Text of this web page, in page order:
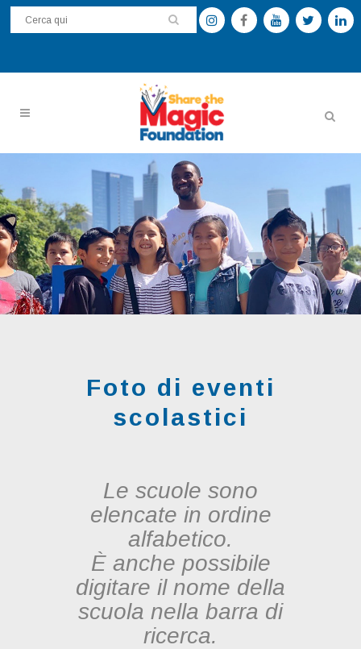
Foto di eventi
scolastici
Le scuole sono
elencate in ordine
alfabetico.
È anche possibile
digitare il nome della
scuola nella barra di
ricerca.